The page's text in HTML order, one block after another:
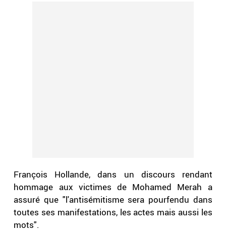
François Hollande, dans un discours rendant
hommage aux victimes de Mohamed Merah a
assuré que "l'antisémitisme sera pourfendu dans
toutes ses manifestations, les actes mais aussi les
mots".